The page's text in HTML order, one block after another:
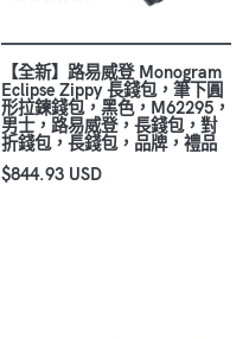
【全新】路易威登 Monogram
Eclipse Zippy 長錢包，筆下圓
形拉鍊錢包，黑色，M62295，
男士，路易威登，長錢包，對
折錢包，長錢包，品牌，禮品
$844.93 USD